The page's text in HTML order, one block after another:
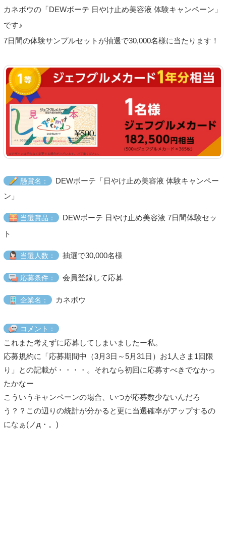
カネボウの「DEWボーテ 日やけ止め美容液 体験キャンペーン」
です♪
7日間の体験サンプルセットが抽選で30,000名様に当たります！
懸賞名：
DEWボーテ「日やけ止め美容液 体験キャンペー
ン」
当選賞品：
DEWボーテ 日やけ止め美容液 7日間体験セッ
ト
当選人数： 抽選で30,000名様
応募条件： 会員登録して応募
企業名： カネボウ
コメント：
これまた考えずに応募してしまいましたー私。
応募規約に「応募期間中（3月3日～5月31日）お1人さま1回限
り」との記載が・・・・。それなら初回に応募すべきでなかっ
たかなー
こういうキャンペーンの場合、いつが応募数少ないんだろ
う？？この辺りの統計が分かると更に当選確率がアップするの
になぁ(ノд・。)